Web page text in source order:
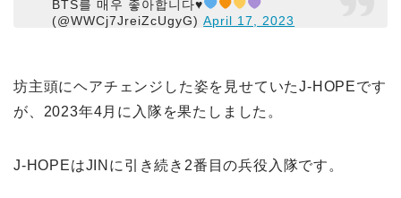
BTS를 매우 좋아합니다♥️
(@WWCj7JreiZcUgyG)April 17, 2023
坊主頭にヘアチェンジした姿を見せていたJ-HOPEです
が、2023年4月に入隊を果たしました。
J-HOPEはJINに引き続き2番目の兵役入隊です。